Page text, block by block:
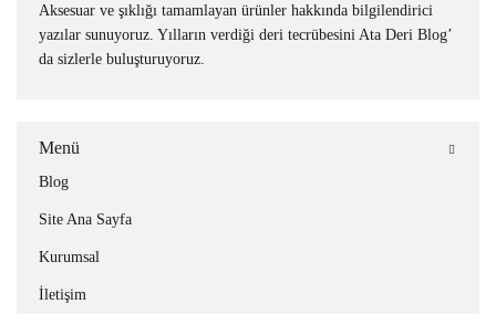
Aksesuar ve şıklığı tamamlayan ürünler hakkında bilgilendirici
yazılar sunuyoruz. Yılların verdiği deri tecrübesini Ata Deri Blog’
da sizlerle buluşturuyoruz.
Menü
Blog
Site Ana Sayfa
Kurumsal
İletişim